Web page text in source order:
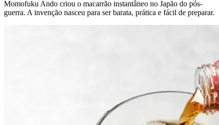
Momofuku Ando criou o macarrão instantâneo no Japão do pós-
guerra. A invenção nasceu para ser barata, prática e fácil de preparar.